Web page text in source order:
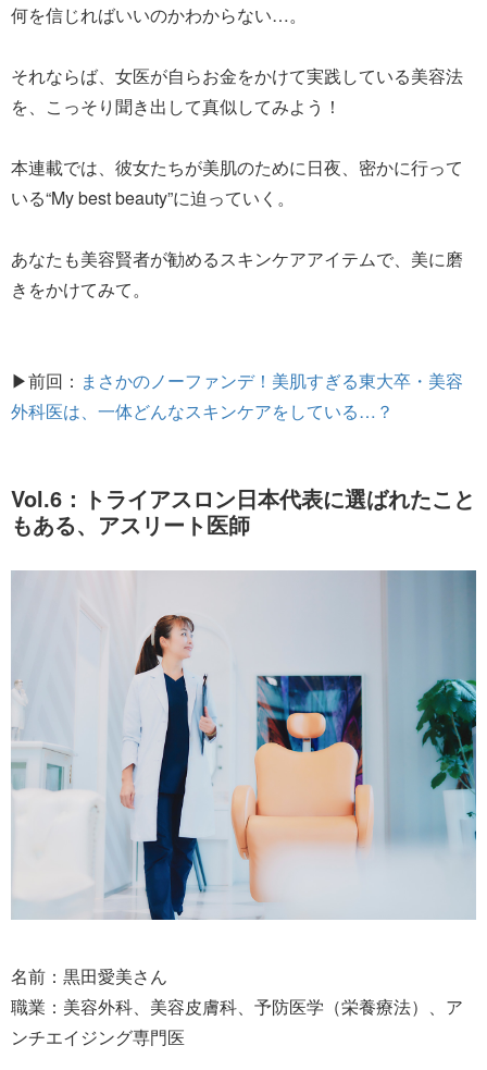
何を信じればいいのかわからない…。
それならば、女医が自らお金をかけて実践している美容法
を、こっそり聞き出して真似してみよう！
本連載では、彼女たちが美肌のために日夜、密かに行って
いる“My best beauty”に迫っていく。
あなたも美容賢者が勧めるスキンケアアイテムで、美に磨
きをかけてみて。
▶前回： まさかのノーファンデ！美肌すぎる東大卒・美容
外科医は、一体どんなスキンケアをしている…？
Vol.6：トライアスロン日本代表に選ばれたこと
もある、アスリート医師
名前：黒田愛美さん
職業：美容外科、美容皮膚科、予防医学（栄養療法）、ア
ンチエイジング専門医